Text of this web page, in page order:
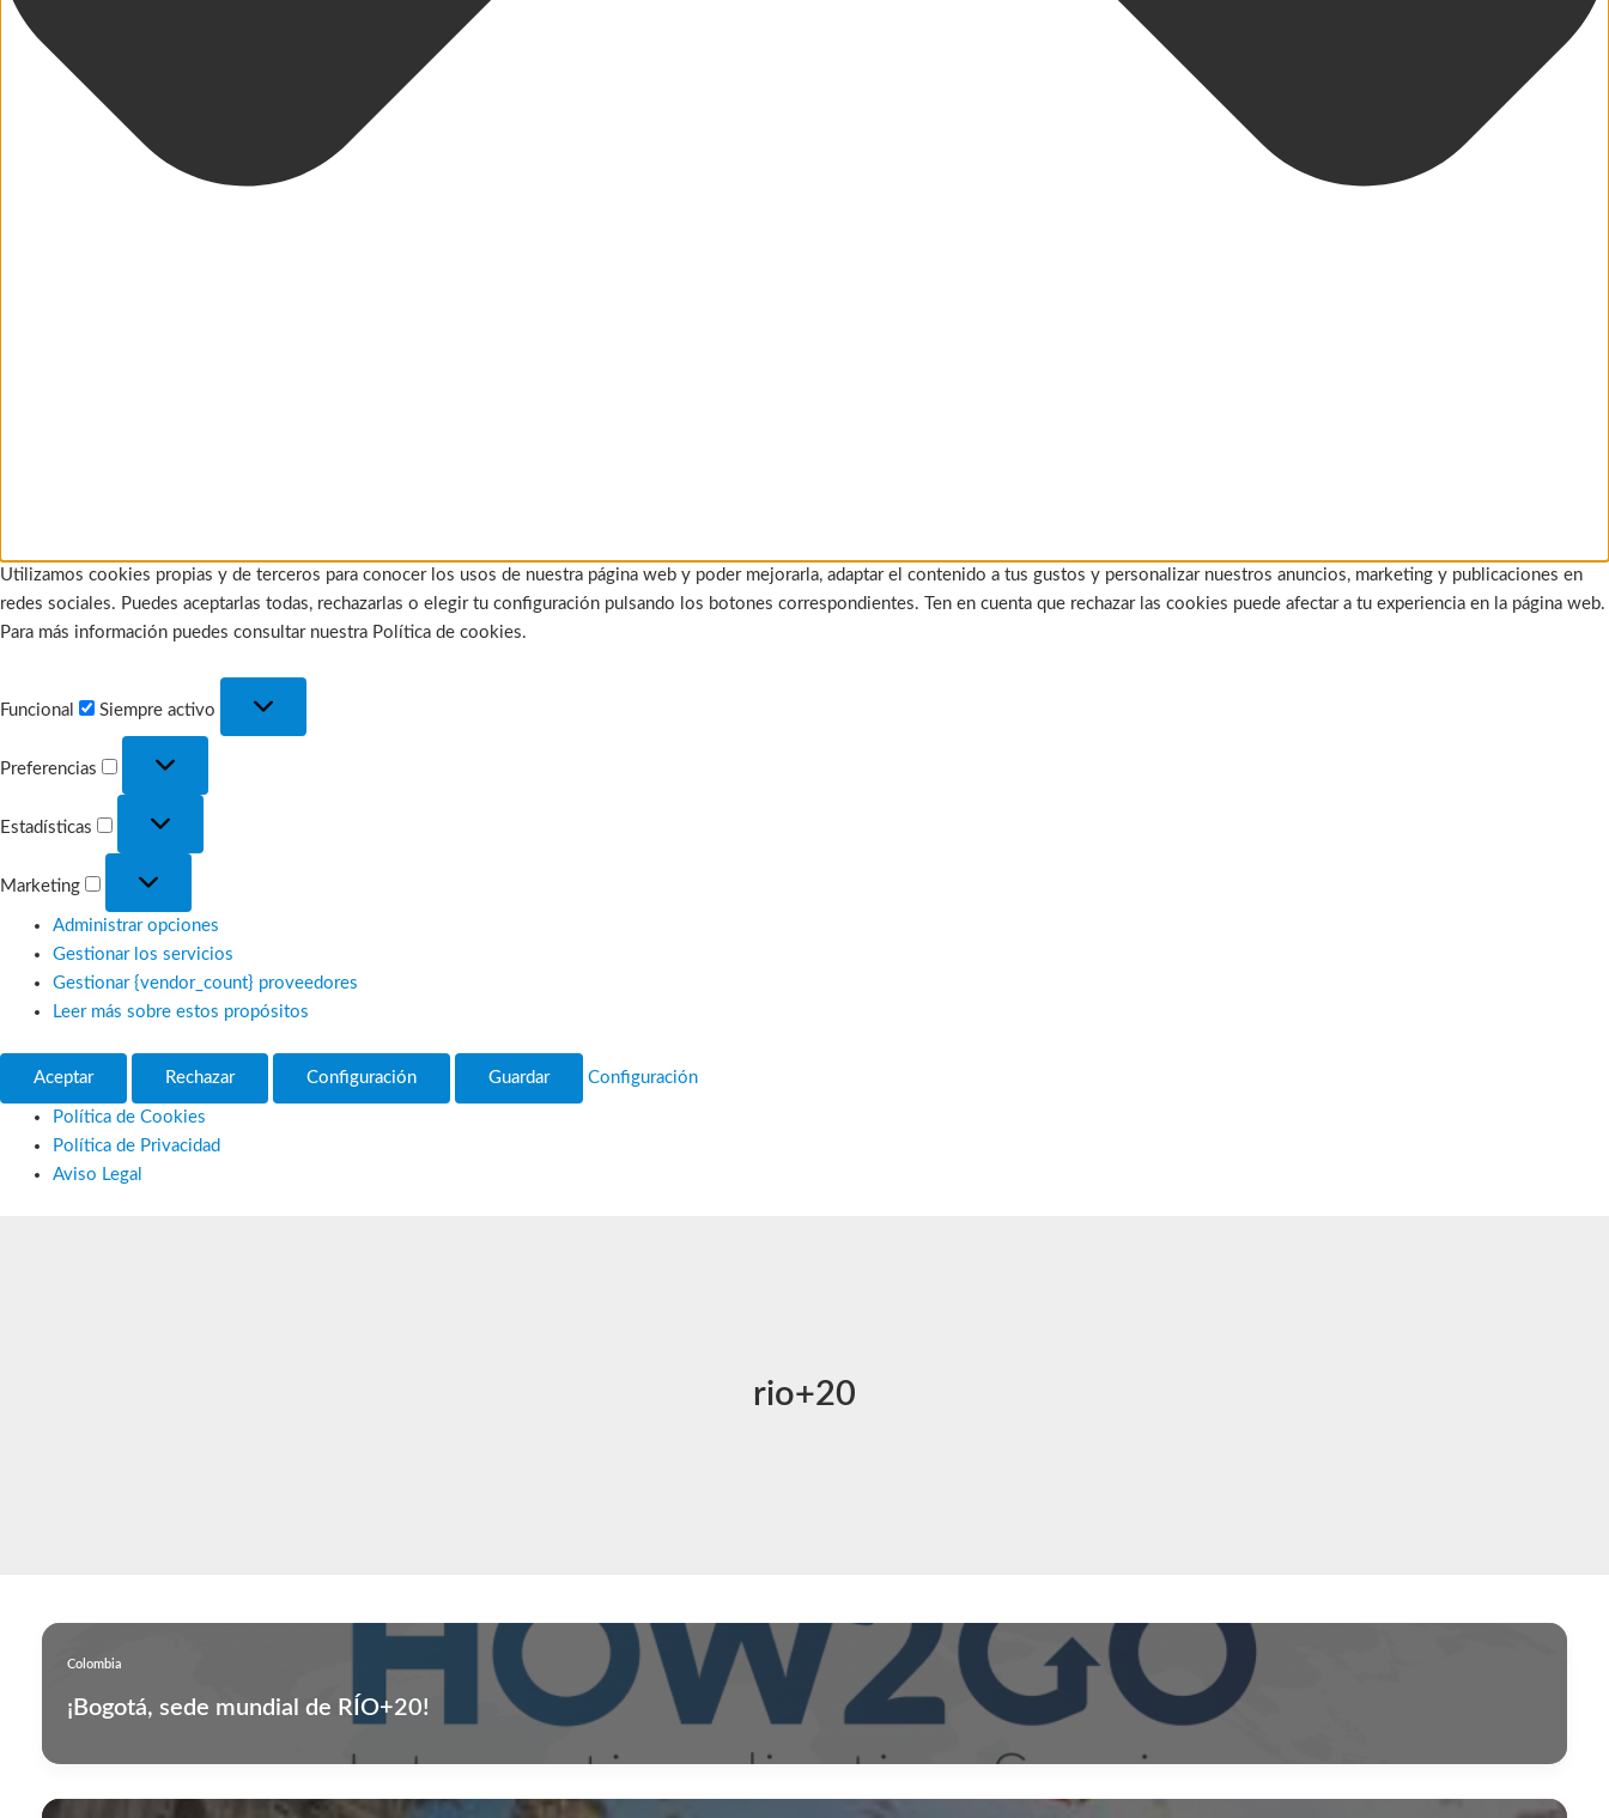
Utilizamos cookies propias y de terceros para conocer los usos de nuestra página web y poder mejorarla, adaptar el contenido a tus gustos y personalizar nuestros anuncios, marketing y publicaciones en
redes sociales. Puedes aceptarlas todas, rechazarlas o elegir tu configuración pulsando los botones correspondientes. Ten en cuenta que rechazar las cookies puede afectar a tu experiencia en la página web.
Para más información puedes consultar nuestra Política de cookies.
Funcional Siempre activo
Preferencias
Estadísticas
Marketing
Administrar opciones
Gestionar los servicios
Gestionar {vendor_count} proveedores
Leer más sobre estos propósitos
Aceptar Rechazar Configuración Guardar Configuración
Política de Cookies
Política de Privacidad
Aviso Legal
rio+20
Colombia
¡Bogotá, sede mundial de RÍO+20!